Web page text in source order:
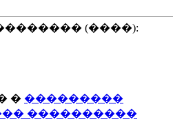
(����):
� ���������
����������